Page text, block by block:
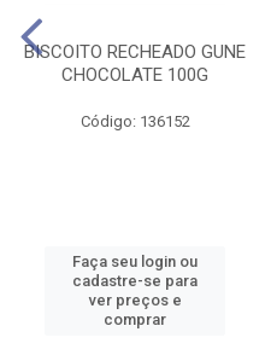
BISCOITO RECHEADO GUNE
CHOCOLATE 100G
Código: 136152
Faça seu login ou
cadastre-se para
ver preços e
comprar